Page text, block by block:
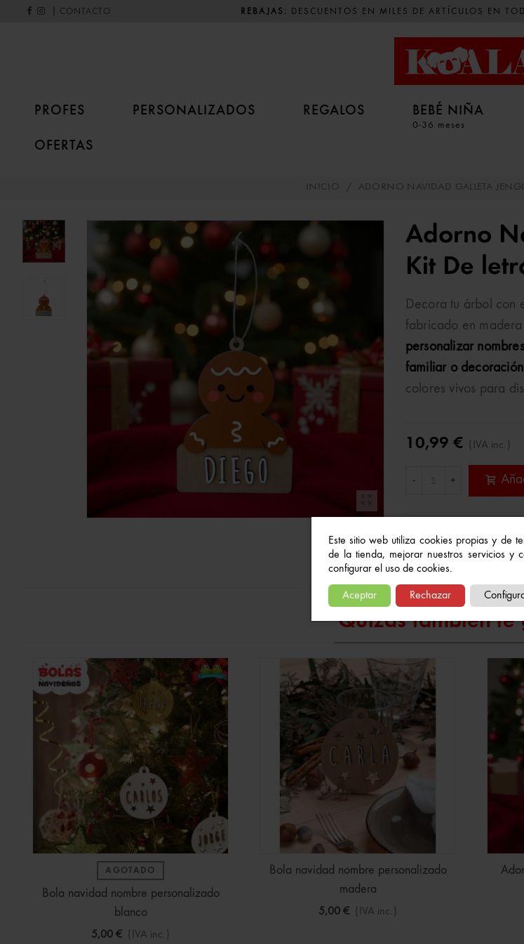
Este sitio web utiliza cookies propias y de
de la tienda, mejorar nuestros servicios y
configurar el uso de cookies.
Aceptar Rechazar
CONTACTO REBAJAS: DESCUENTOS EN MILES DE ARTÍCULOS EN
PROFES PERSONALIZADOS REGALOS BEBÉ NIÑA
0-36 meses
OFERTAS
INICIO / ADORNO NAVIDAD GALLETA
Adorno
Kit De
Decora tu árbol con
fabricado en
personalizar nombres
familiar o
colores vivos para
10,99 € (IVA inc.)
- +
A Lista De Deseos
Quizás también te
AGOTADO
Bola navidad nombre personalizado
blanco
5,00 € (IVA inc.)
Bola navidad nombre personalizado
madera
5,00 € (IVA inc.)